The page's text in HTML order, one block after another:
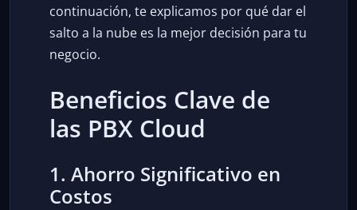
continuación, te explicamos por qué dar el
salto a la nube es la mejor decisión para tu
negocio.
Beneficios Clave de
las PBX Cloud
1. Ahorro Significativo en
Costos